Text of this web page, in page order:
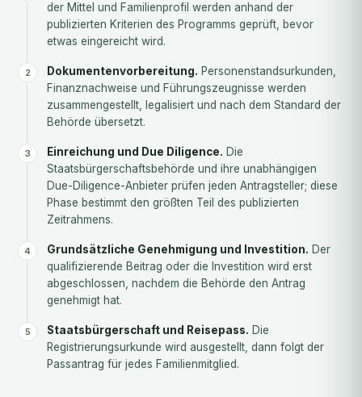
der Mittel und Familienprofil werden anhand der
publizierten Kriterien des Programms geprüft, bevor
etwas eingereicht wird.
Dokumentenvorbereitung. Personenstandsurkunden,
Finanznachweise und Führungszeugnisse werden
zusammengestellt, legalisiert und nach dem Standard der
Behörde übersetzt.
Einreichung und Due Diligence. Die
Staatsbürgerschaftsbehörde und ihre unabhängigen
Due-Diligence-Anbieter prüfen jeden Antragsteller; diese
Phase bestimmt den größten Teil des publizierten
Zeitrahmens.
Grundsätzliche Genehmigung und Investition. Der
qualifizierende Beitrag oder die Investition wird erst
abgeschlossen, nachdem die Behörde den Antrag
genehmigt hat.
Staatsbürgerschaft und Reisepass. Die
Registrierungsurkunde wird ausgestellt, dann folgt der
Passantrag für jedes Familienmitglied.